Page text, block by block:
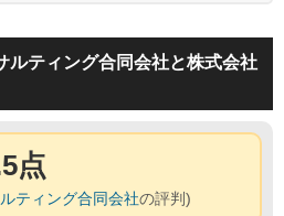
ルティング合同会社と株式会社
点
ティング合同会社の評判)